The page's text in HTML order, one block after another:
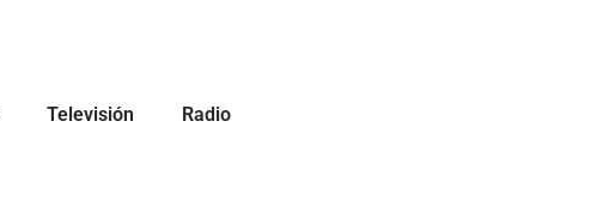
Televisión Radio